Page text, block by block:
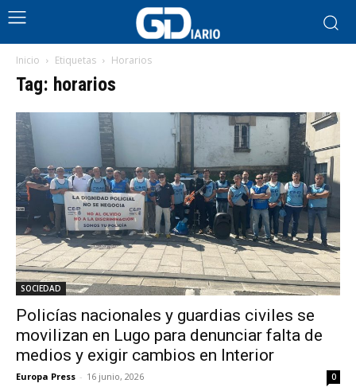
Inicio Etiquetas Horarios
Tag: horarios
SOCIEDAD
Policías nacionales y guardias civiles se
movilizan en Lugo para denunciar falta de
medios y exigir cambios en Interior
Europa Press - 16 junio, 2026 0